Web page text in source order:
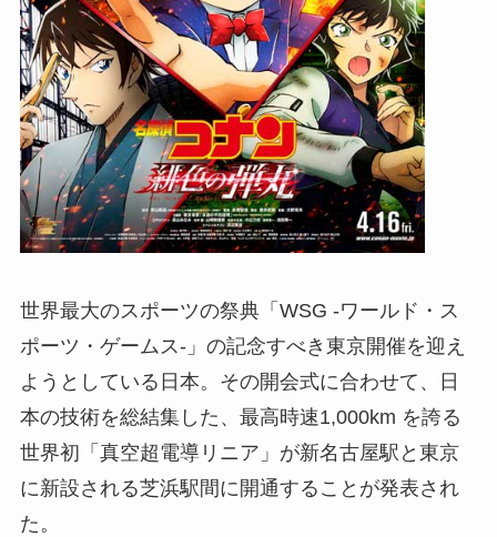
世界最⼤のスポーツの祭典「WSG -ワールド・ス
ポーツ・ゲームス-」の記念すべき東京開催を迎え
ようとしている日本。その開会式に合わせて、日
本の技術を総結集した、最⾼時速1,000km を誇る
世界初「真空超電導リニア」が新名古屋駅と東京
に新設される芝浜駅間に開通することが発表され
た。